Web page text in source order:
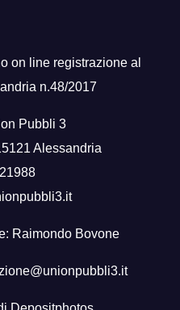
on line registrazione al
n.48/2017
Pubbli 3
Alessandria
Raimondo Bovone